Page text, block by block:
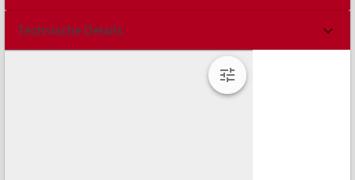
Technische Details